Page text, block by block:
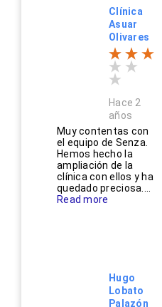
Clínica
Asuar
Olivares
Hace 2
años
Muy contentas con
el equipo de Senza.
Hemos hecho la
ampliación de la
clínica con ellos y ha
quedado preciosa....
Read more
Hugo
Lobato
Palazón